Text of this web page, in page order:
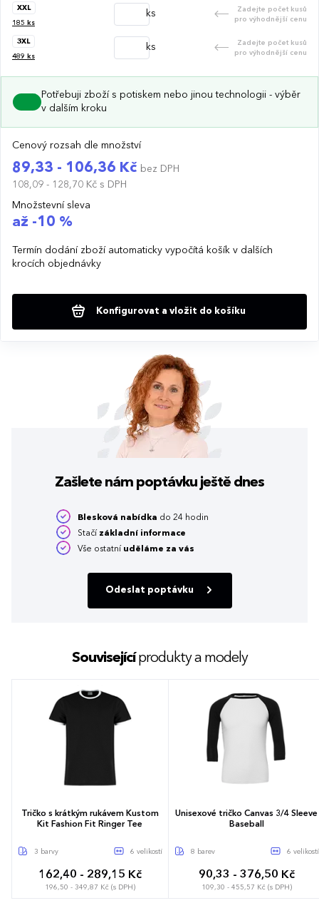
XXL
185 ks
ks
Zadejte počet kusů
pro výhodnější cenu
3XL
489 ks
ks
Zadejte počet kusů
pro výhodnější cenu
Potřebuji zboží s potiskem nebo jinou technologii - výběr
v dalším kroku
Cenový rozsah dle množství
89,33 - 106,36 Kč bez DPH
108,09 - 128,70 Kč s DPH
Množstevní sleva
až -10 %
Termín dodání zboží automaticky vypočítá košík v dalších
krocích objednávky
Konfigurovat a vložit do košíku
Zašlete nám poptávku ještě dnes
Blesková nabídka do 24 hodin
Stačí základní informace
Vše ostatní uděláme za vás
Odeslat poptávku
Souvisejícíprodukty a modely
Tričko s krátkým rukávem Kustom
Kit Fashion Fit Ringer Tee
3 barvy 6 velikostí
162,40 - 289,15 Kč
196,50 - 349,87 Kč (s DPH)
Unisexové tričko Canvas 3/4 Sleeve
Baseball
8 barev 6 velikostí
90,33 - 376,50 Kč
109,30 - 455,57 Kč (s DPH)